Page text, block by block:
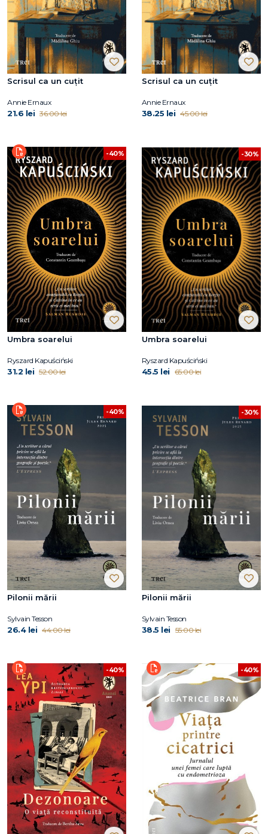
Scrisul ca un cuțit
Annie Ernaux
21.6 lei 36.00 lei
Scrisul ca un cuțit
Annie Ernaux
38.25 lei 45.00 lei
-40%
Umbra soarelui
Ryszard Kapuściński
31.2 lei 52.00 lei
-30%
Umbra soarelui
Ryszard Kapuściński
45.5 lei 65.00 lei
-40%
Pilonii mării
Sylvain Tesson
26.4 lei 44.00 lei
-30%
Pilonii mării
Sylvain Tesson
38.5 lei 55.00 lei
-40% -40%